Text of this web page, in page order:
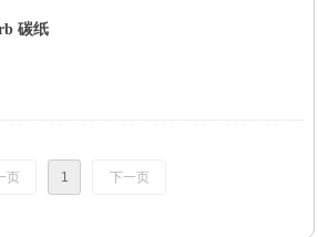
碳纸
页 1 下一页